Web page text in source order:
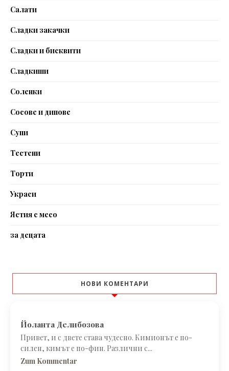
Салати
Сладки закачки
Сладки и бисквити
Сладкиши
Соленки
Сосове и дипове
Супи
Тестени
Торти
Украси
Ястия с месо
за децата
НОВИ КОМЕНТАРИ
Йоланта Делибозова
Привет, и с двете става чудесно. Кимионът е по-
силен, кимът е по-фин. Различни с...
Zum Kommentar